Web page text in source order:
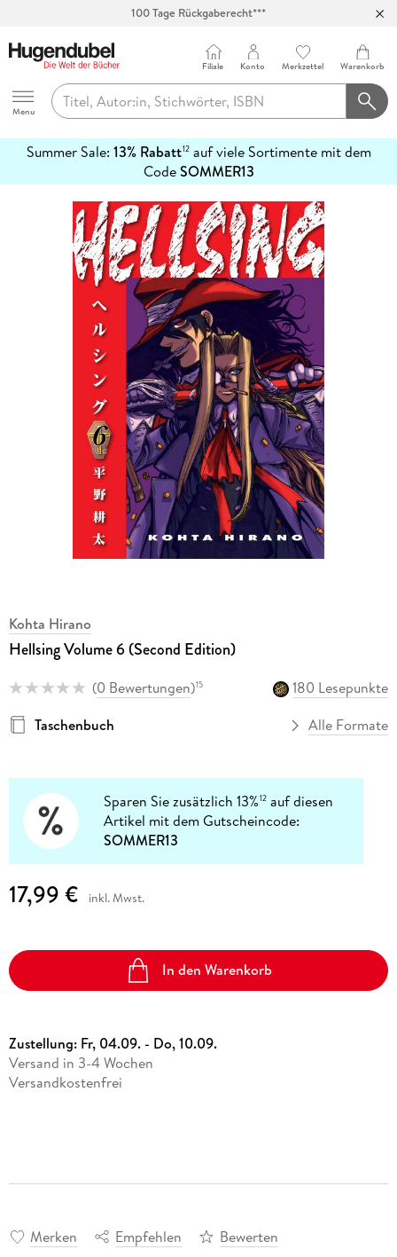
Hugendubel
Menu
Filiale Konto Merkzettel Warenkorb
Summer Sale: 13% Rabatt12auf viele Sortimente mit dem
CodeSOMMER13
erfahren
Kohta Hirano
Hellsing Volume 6 (Second Edition)
(0 Bewertungen)15
180 Lesepunkte
Taschenbuch
Alle Formate
Sparen Sie zusätzlich 13%12 auf diesen
Artikel mit dem Gutscheincode:
SOMMER13
17,99 € inkl. Mwst.
In den Warenkorb
Zustellung: Fr, 04.09. - Do, 10.09.
Versand in 3-4 Wochen
Versandkostenfrei
Merken Empfehlen Bewerten